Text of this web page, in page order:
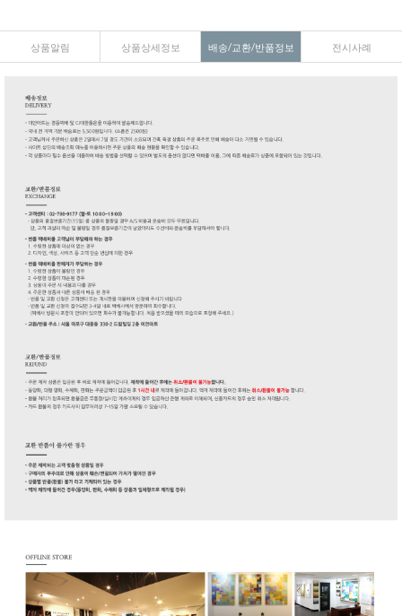
상품알림 상품상세정보 배송/교환/반품정보 전시사례